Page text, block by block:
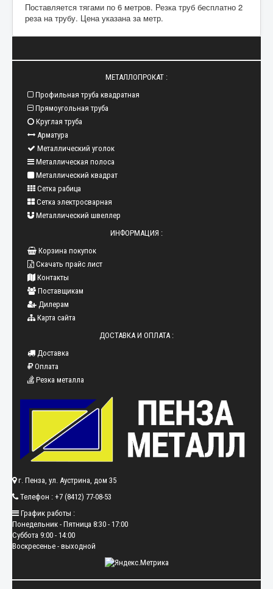
Поставляется тягами по 6 метров. Резка труб бесплатно 2
реза на трубу. Цена указана за метр.
МЕТАЛЛОПРОКАТ :
Профильная труба квадратная
Прямоугольная труба
Круглая труба
Арматура
Металлический уголок
Металлическая полоса
Металлический квадрат
Сетка рабица
Сетка электросварная
Металлический швеллер
ИНФОРМАЦИЯ :
Корзина покупок
Скачать прайс лист
Контакты
Поставщикам
Дилерам
Карта сайта
ДОСТАВКА И ОПЛАТА :
Доставка
Оплата
Резка металла
г. Пенза, ул. Аустрина, дом 35
Телефон : +7 (8412) 77-08-53
График работы :
Понедельник - Пятница 8:30 - 17:00
Суббота 9:00 - 14:00
Воскресенье - выходной